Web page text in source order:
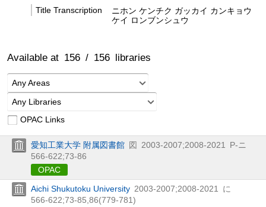
Title Transcription
ニホン ケンチク ガッカイ カンキョウ
ケイ ロンブンシュウ
Available at 156 / 156 libraries
Any Areas
Any Libraries
OPAC Links
愛知工業大学 附属図書館 図 2003-2007;2008-2021
P-ニ
566-622;73-86
OPAC
Aichi Shukutoku University 2003-2007;2008-2021
に
566-622;73-85, 86(779-781)